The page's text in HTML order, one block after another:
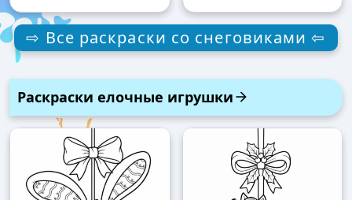
⇨ Все раскраски со снеговиками ⇦
Раскраски елочные игрушки